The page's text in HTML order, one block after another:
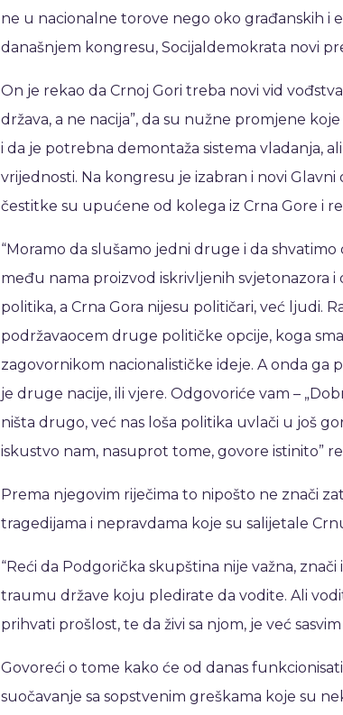
ne u nacionalne torove nego oko građanskih i
današnjem kongresu, Socijaldemokrata novi
On je rekao da Crnoj Gori treba novi vid
država, a ne nacija”, da su nužne promjene
i da je potrebna demontaža sistema vladanja,
vrijednosti. Na kongresu je izabran i novi Glavni
čestitke su upućene od kolega iz Crna Gore i
“Moramo da slušamo jedni druge i da
među nama proizvod iskrivljenih svjetonazora
politika, a Crna Gora nijesu političari, već ljudi.
podržavaocem druge političke opcije, koga
zagovornikom nacionalističke ideje. A onda ga
je druge nacije, ili vjere. Odgovoriće vam –
ništa drugo, već nas loša politika uvlači u još
iskustvo nam, nasuprot tome, govore istinito”
Prema njegovim riječima to nipošto ne znači
tragedijama i nepravdama koje su salijetale
“Reći da Podgorička skupština nije važna,
traumu države koju pledirate da vodite. Ali
prihvati prošlost, te da živi sa njom, je već
Govoreći o tome kako će od danas
suočavanje sa sopstvenim greškama koje su